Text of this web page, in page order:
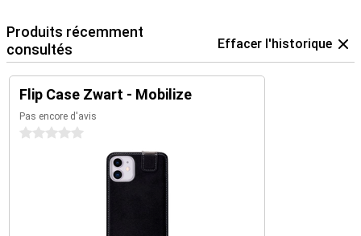
Produits récemment
consultés
Effacer l'historique
Flip Case Zwart - Mobilize
Pas encore d'avis
0 étoiles